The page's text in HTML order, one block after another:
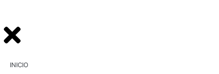
INICIO